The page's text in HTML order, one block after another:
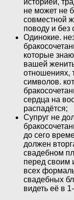
не может не
совместной
поводу и без
Одинокие.
которые
вашей
отношениях,
символов.
сердца на
распадётся;
Супруг не
до сего
должен
свадебном
перед своим
всех
свадебных
видеть её в